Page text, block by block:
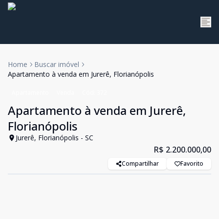
Home
Buscar imóvel
Apartamento à venda em Jurerê, Florianópolis
Apartamento à venda em Jurerê,
Florianópolis
Jurerê, Florianópolis - SC
R$ 2.200.000,00
Compartilhar Favorito